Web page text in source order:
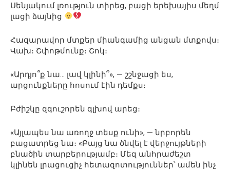
Սենյակում լռություն տիրեց, բացի երեխայիս մեղմ
լացի ձայնից
Հազարավոր մտքեր միանգամից անցան մտքովս։
Վախ։ Շփոթմունք։ Շոկ։
«Արդյո՞ք նա… լավ կլինի՞», — շշնջացի ես,
արցունքները հոսում էին դեմքս։
Բժիշկը զգուշորեն գլխով արեց։
«Այլապես նա առողջ տեսք ունի», — նրբորեն
բացատրեց նա։ «Բայց նա ծնվել է վերջույթների
բնածին տարբերությամբ։ Մեզ անհրաժեշտ
կլինեն լրացուցիչ հետազոտություններ՝ ամեն ինչ